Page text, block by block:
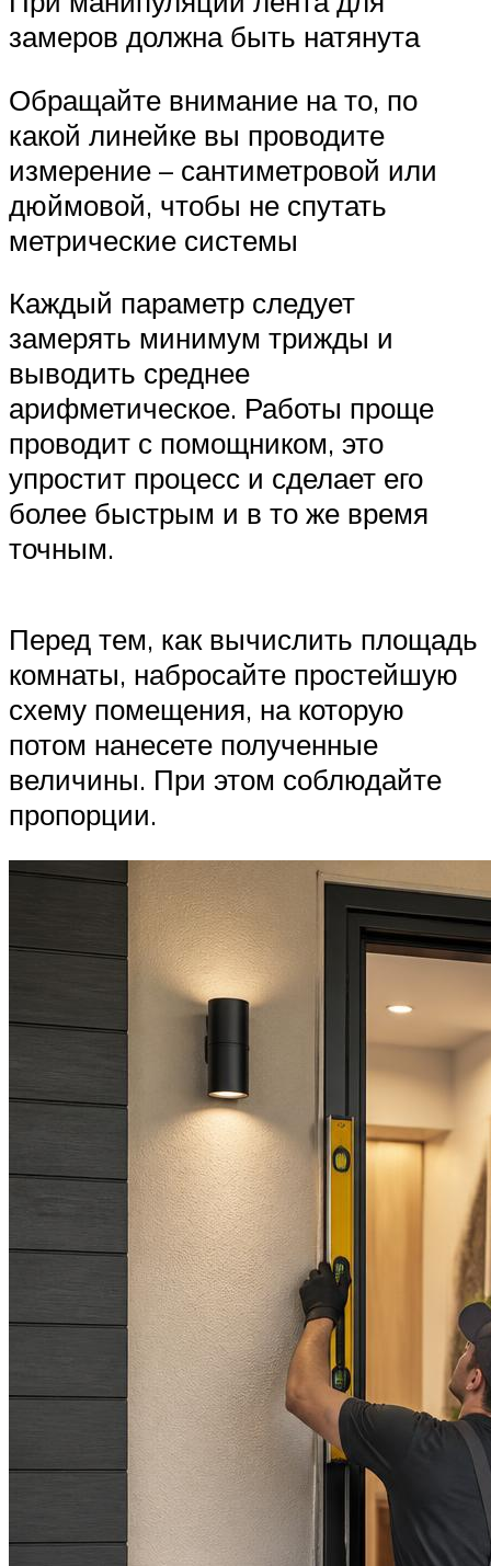
замеров должна быть натянута
Обращайте внимание на то, по
какой линейке вы проводите
измерение – сантиметровой или
дюймовой, чтобы не спутать
метрические системы
Каждый параметр следует
замерять минимум трижды и
выводить среднее
арифметическое. Работы проще
проводит с помощником, это
упростит процесс и сделает его
более быстрым и в то же время
точным.
Перед тем, как вычислить площадь
комнаты, набросайте простейшую
схему помещения, на которую
потом нанесете полученные
величины. При этом соблюдайте
пропорции.